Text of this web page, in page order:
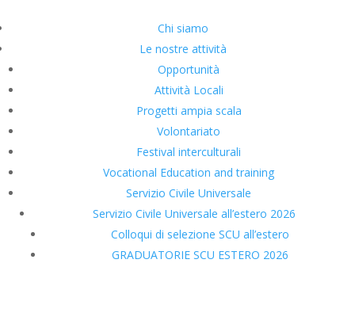
Chi siamo
Le nostre attività
Opportunità
Attività Locali
Progetti ampia scala
Volontariato
Festival interculturali
Vocational Education and training
Servizio Civile Universale
Servizio Civile Universale all’estero 2026
Colloqui di selezione SCU all’estero
GRADUATORIE SCU ESTERO 2026